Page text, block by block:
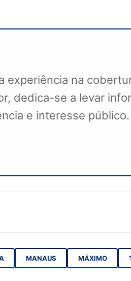
experiência na
dedica-se a levar
e interesse
MANAUS MÁXIMO